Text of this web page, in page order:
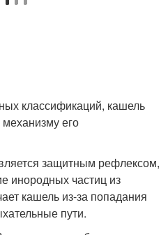
классификаций, кашель
его
защитным рефлексом,
инородных частиц из
кашель из-за попадания
пути.